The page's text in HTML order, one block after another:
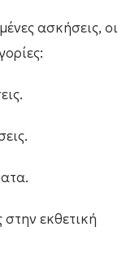
ασκήσεις, οι
στην εκθετική